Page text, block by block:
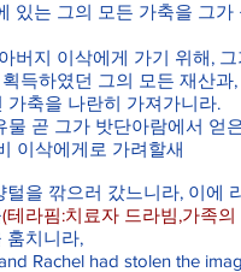
있는 그의 모든 가축을 그가
버지 이삭에게 가기 위해,
득하였던 그의 모든 재산과
가축을 나란히 가져가니라.
물 곧 그가 밧단아람에서 얻
이삭에게로 가려할새
털을 깎으러 갔느니라, 이에
(테라핌:치료자 드라빔,가족의
훔치니라,
Rachel had stolen the